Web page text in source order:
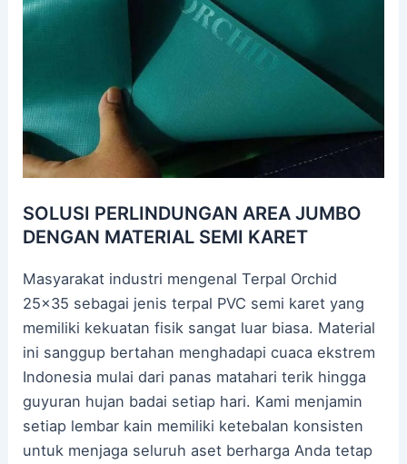
SOLUSI PERLINDUNGAN AREA JUMBO
DENGAN MATERIAL SEMI KARET
Masyarakat industri mengenal Terpal Orchid
25×35 sebagai jenis terpal PVC semi karet yang
memiliki kekuatan fisik sangat luar biasa. Material
ini sanggup bertahan menghadapi cuaca ekstrem
Indonesia mulai dari panas matahari terik hingga
guyuran hujan badai setiap hari. Kami menjamin
setiap lembar kain memiliki ketebalan konsisten
untuk menjaga seluruh aset berharga Anda tetap